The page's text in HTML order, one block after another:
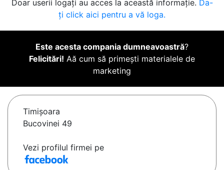
Doar userii logați au acces la această informație. Da-
ți click aici pentru a vă loga.
Este acesta compania dumneavoastră?
Felicitări! Aă cum să primești materialele de
marketing
Timişoara
Bucovinei 49
Vezi profilul firmei pe